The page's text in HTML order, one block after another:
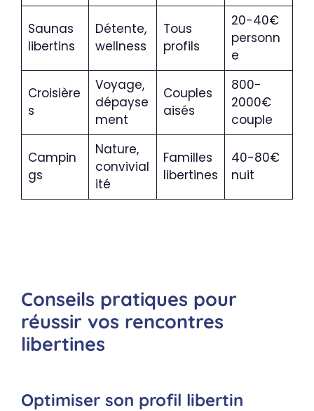
Saunas
libertins
Détente,
wellness
Tous
profils
20-40€
personn
e
Croisière
s
Voyage,
dépayse
ment
Couples
aisés
800-
2000€
couple
Campin
gs
Nature,
convivial
ité
Familles
libertines
40-80€
nuit
Conseils pratiques pour
réussir vos rencontres
libertines
Optimiser son profil libertin